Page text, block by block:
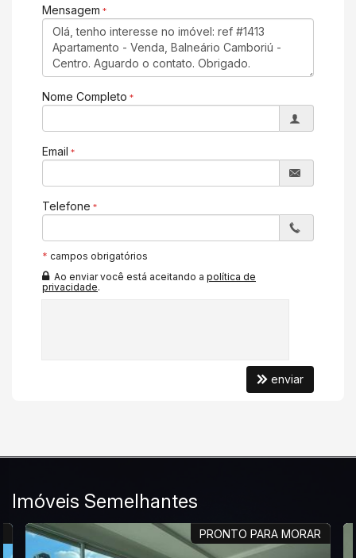
Acessibilidade para PNE
Mensagem
Nome Completo
Email
Telefone
* campos obrigatórios
Ao enviar você está aceitando a política de
privacidade.
enviar
Imóveis Semelhantes
PRONTO PARA MORAR